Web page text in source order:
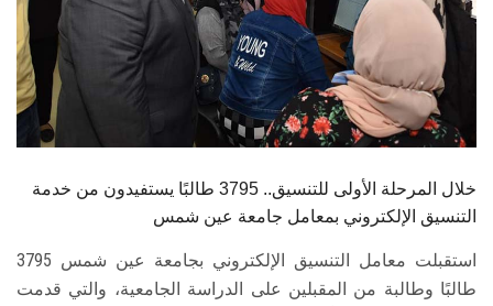
الموظفون
الزائـرون
خلال المرحلة الأولى للتنسيق.. 3795 طالبًا يستفيدون من خدمة
التنسيق الإلكتروني بمعامل جامعة عين شمس
استقبلت معامل التنسيق الإلكتروني بجامعة عين شمس 3795
طالبًا وطالبة من المقبلين على الدراسة الجامعية، والتي قدمت